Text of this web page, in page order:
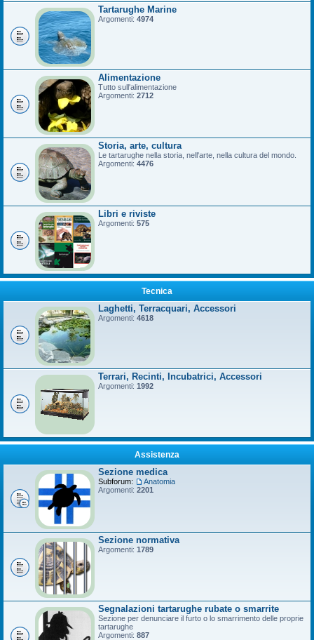
Tartarughe Marine
Argomenti: 4974
Alimentazione
Tutto sull'alimentazione
Argomenti: 2712
Storia, arte, cultura
Le tartarughe nella storia, nell'arte, nella cultura del mondo.
Argomenti: 4476
Libri e riviste
Argomenti: 575
Tecnica
Laghetti, Terracquari, Accessori
Argomenti: 4618
Terrari, Recinti, Incubatrici, Accessori
Argomenti: 1992
Assistenza
Sezione medica
Subforum:
Anatomia
Argomenti: 2201
Sezione normativa
Argomenti: 1789
Segnalazioni tartarughe rubate o smarrite
Sezione per denunciare il furto o lo smarrimento delle proprie
tartarughe
Argomenti: 887